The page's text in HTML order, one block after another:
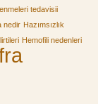
tedavisii
nedir Hazımsızlık
Hemofili nedenleri